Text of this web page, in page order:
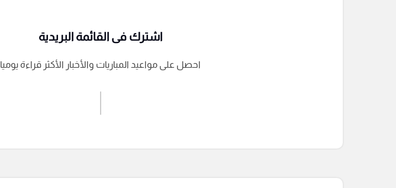
إرسال تعليق
اشترك فى القائمة البريدية
احصل على مواعيد المباريات والأخبار الأكثر قراءة يوميا